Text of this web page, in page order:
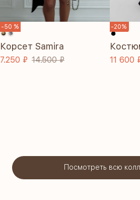
-50 %
Корсет Samira
7.250 ₽ 14.500 ₽
SALE
-20%
11 600
Посмотреть всю